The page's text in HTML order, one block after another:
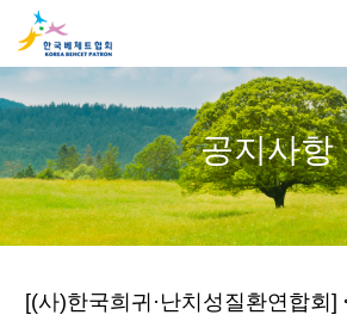
공지사항
[(사)한국희귀·난치성질환연합회